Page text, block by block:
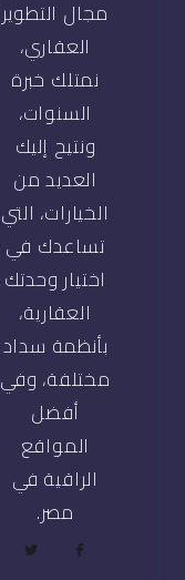
مجال التطوير
العقاري،
نمتلك خبرة
السنوات،
ونتيح إليك
العديد من
الخيارات، التي
تساعدك في
اختيار وحدتك
العقارية،
بأنظمة سداد
مختلفة، وفي
أفضل
المواقع
الراقية في
مصر.